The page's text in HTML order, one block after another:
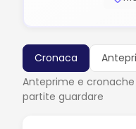
Cronaca
Anteprime e
partite guardare